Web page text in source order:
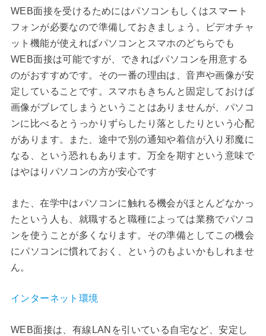
WEB面接を受けるためにはパソコンもしくはスマート
フォンが必要なので準備しておきましょう。ビデオチャ
ット機能が使えればパソコンとスマホのどちらでも
WEB面接は可能ですが、できればパソコンを用意する
のがおすすめです。その一番の理由は、音声や画像が安
定していることです。スマホもきちんと固定しておけば
画像がブレてしまうということはありませんが、パソコ
ンに比べるとうっかりずらしたり落としたりという心配
があります。また、途中で別の通知や着信が入り邪魔に
なる、という恐れもあります。万全を期すという意味で
はやはりパソコンの方が安心です
また、在学中はパソコンに触れる機会がほとんどなかっ
たという人も、就職すると職種によっては業務でパソコ
ンを使うことが多くなります。その準備としてこの機会
にパソコンに慣れておく、というのもよいかもしれませ
ん。
インターネット環境
WEB面接は、有線LANを引いている自宅など、安定し